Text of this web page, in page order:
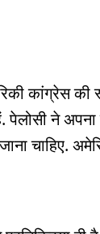
कांग्रेस की
पेलोसी ने
चाहिए.